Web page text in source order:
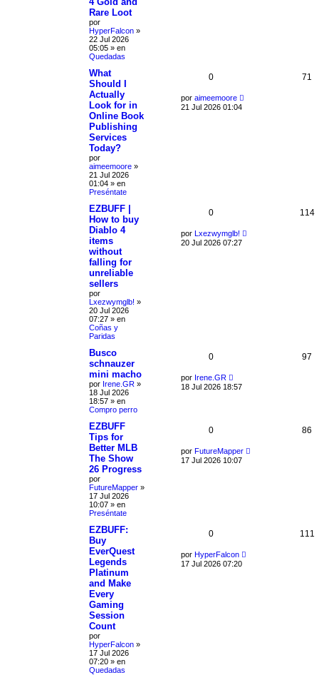
Rare Loot
por
HyperFalcon »
22 Jul 2026
05:05 » en
Quedadas
What
Should I
Actually
Look for in
Online Book
Publishing
Services
Today?
por
aimeemoore »
21 Jul 2026
01:04 » en
Preséntate
0 71
por aimeemoore
21 Jul 2026 01:04
EZBUFF |
How to buy
Diablo 4
items
without
falling for
unreliable
sellers
por
Lxezwymglb! »
20 Jul 2026
07:27 » en
Coñas y
Paridas
0 114
por Lxezwymglb!
20 Jul 2026 07:27
Busco
schnauzer
mini macho
por Irene.GR »
18 Jul 2026
18:57 » en
Compro perro
0 97
por Irene.GR
18 Jul 2026 18:57
EZBUFF
Tips for
Better MLB
The Show
26 Progress
por
FutureMapper »
17 Jul 2026
10:07 » en
Preséntate
0 86
por FutureMapper
17 Jul 2026 10:07
EZBUFF:
Buy
EverQuest
Legends
Platinum
and Make
Every
Gaming
Session
Count
por
HyperFalcon »
17 Jul 2026
07:20 » en
Quedadas
0 111
por HyperFalcon
17 Jul 2026 07:20